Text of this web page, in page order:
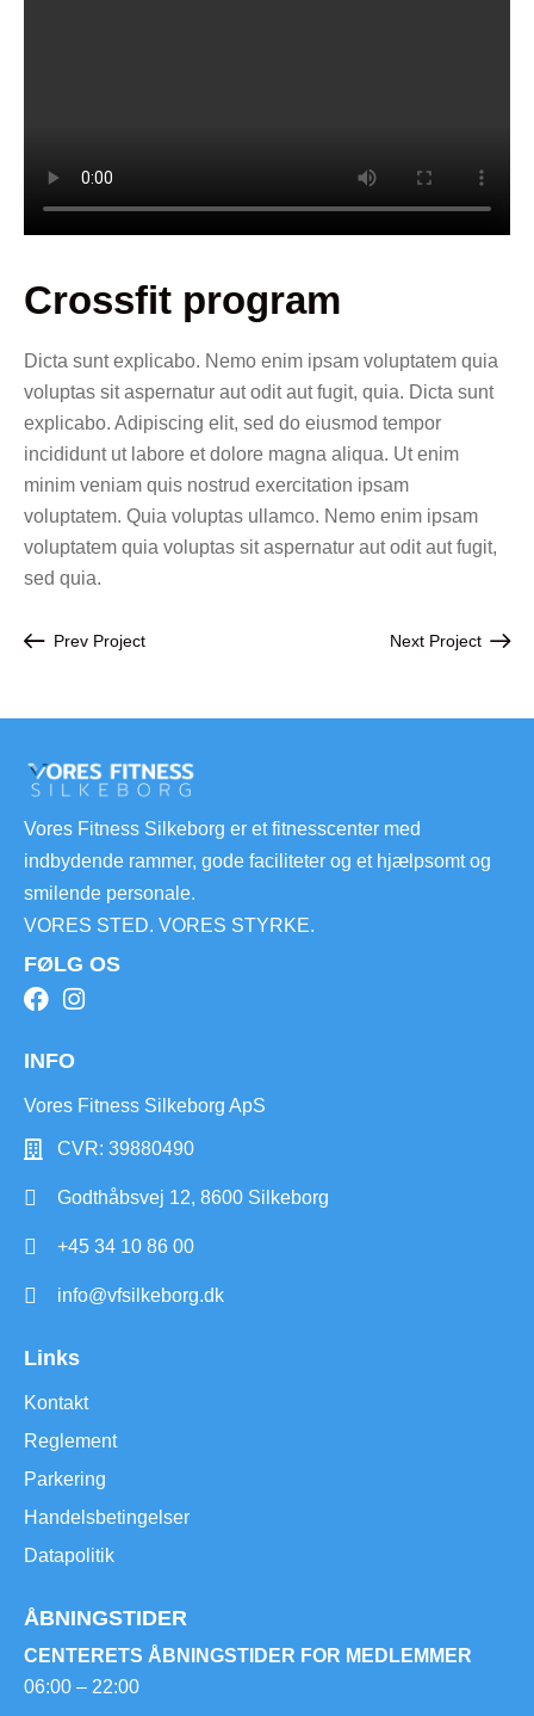
Crossfit program
Dicta sunt explicabo. Nemo enim ipsam voluptatem quia
voluptas sit aspernatur aut odit aut fugit, quia. Dicta sunt
explicabo. Adipiscing elit, sed do eiusmod tempor
incididunt ut labore et dolore magna aliqua. Ut enim
minim veniam quis nostrud exercitation ipsam
voluptatem. Quia voluptas ullamco. Nemo enim ipsam
voluptatem quia voluptas sit aspernatur aut odit aut fugit,
sed quia.
Prev Project Next Project
Vores Fitness Silkeborg er et fitnesscenter med
indbydende rammer, gode faciliteter og et hjælpsomt og
smilende personale.
VORES STED. VORES STYRKE.
FØLG OS
INFO
Vores Fitness Silkeborg ApS
CVR: 39880490
Godthåbsvej 12, 8600 Silkeborg
+45 34 10 86 00
info@vfsilkeborg.dk
Links
Kontakt
Reglement
Parkering
Handelsbetingelser
Datapolitik
ÅBNINGSTIDER
CENTERETS ÅBNINGSTIDER FOR MEDLEMMER
06:00 – 22:00